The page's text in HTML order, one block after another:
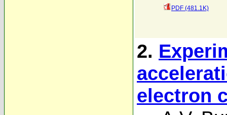
PDF (481.1K)
2.
electron